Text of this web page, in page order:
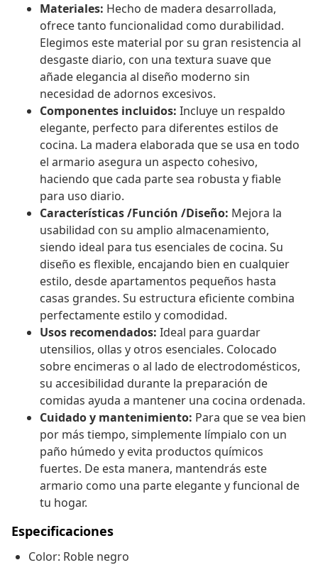
Materiales: Hecho de madera desarrollada,
ofrece tanto funcionalidad como durabilidad.
Elegimos este material por su gran resistencia al
desgaste diario, con una textura suave que
añade elegancia al diseño moderno sin
necesidad de adornos excesivos.
Componentes incluidos: Incluye un respaldo
elegante, perfecto para diferentes estilos de
cocina. La madera elaborada que se usa en todo
el armario asegura un aspecto cohesivo,
haciendo que cada parte sea robusta y fiable
para uso diario.
Características /Función /Diseño: Mejora la
usabilidad con su amplio almacenamiento,
siendo ideal para tus esenciales de cocina. Su
diseño es flexible, encajando bien en cualquier
estilo, desde apartamentos pequeños hasta
casas grandes. Su estructura eficiente combina
perfectamente estilo y comodidad.
Usos recomendados: Ideal para guardar
utensilios, ollas y otros esenciales. Colocado
sobre encimeras o al lado de electrodomésticos,
su accesibilidad durante la preparación de
comidas ayuda a mantener una cocina ordenada.
Cuidado y mantenimiento: Para que se vea bien
por más tiempo, simplemente límpialo con un
paño húmedo y evita productos químicos
fuertes. De esta manera, mantendrás este
armario como una parte elegante y funcional de
tu hogar.
Especificaciones
Color: Roble negro